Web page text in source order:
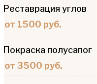
Реставрация углов
от 1500 руб.
Покраска полусапог
от 3500 руб.